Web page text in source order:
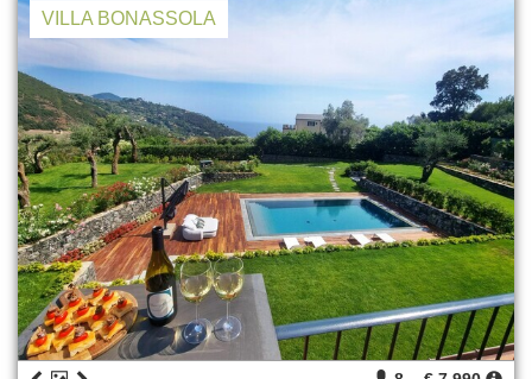
VILLA BONASSOLA